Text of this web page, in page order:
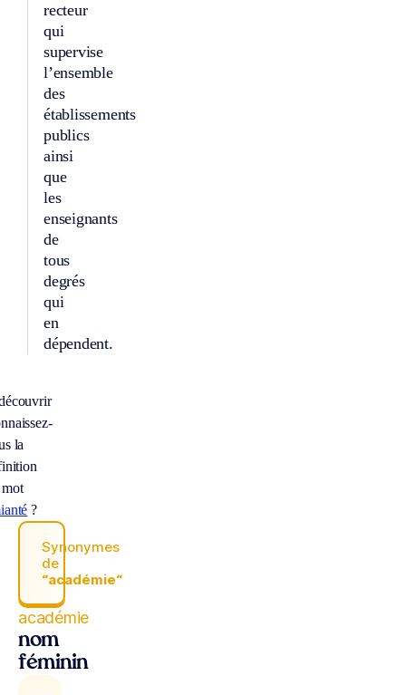
recteur
qui
supervise
l’ensemble
des
établissements
publics
ainsi
que
les
enseignants
de
tous
degrés
qui
en
dépendent.
la
?
Synonymes
de
“académie“
académie
nom
féminin